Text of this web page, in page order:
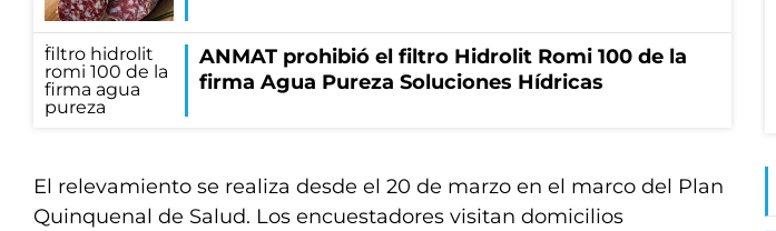
ANMAT prohibió el filtro Hidrolit Romi 100 de la
firma Agua Pureza Soluciones Hídricas
El relevamiento se realiza desde el 20 de marzo en el marco del Plan
Quinquenal de Salud. Los encuestadores visitan domicilios